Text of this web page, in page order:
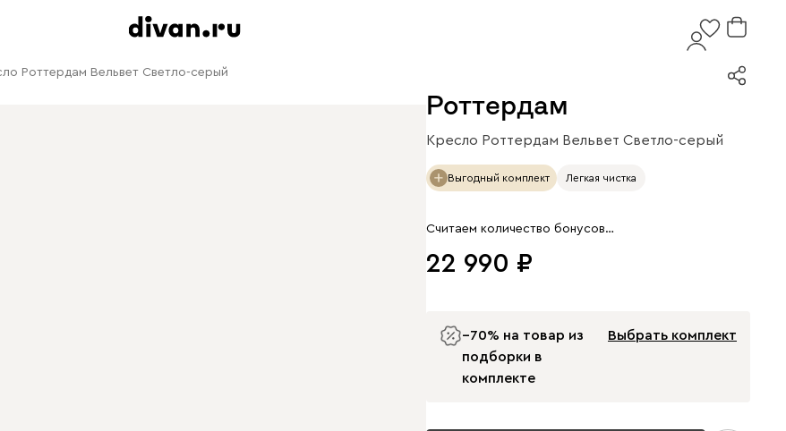
Роттердам Вельвет Светло-серый
Роттердам
Кресло Роттердам Вельвет Светло-серый
Арт. 255084
Выгодный комплект Легкая чистка
Считаем количество бонусов…
22 990
−70% на товар из
подборки в
комплекте
Выбрать комплект